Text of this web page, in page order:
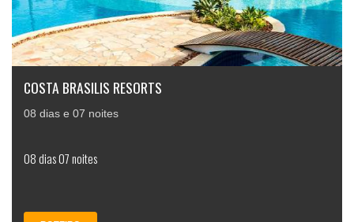
COSTA BRASILIS RESORTS
08 dias e 07 noites
08 dias 07 noites